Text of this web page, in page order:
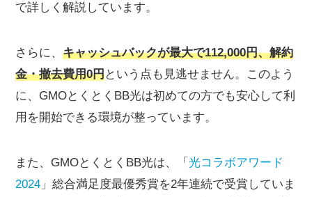
で詳しく解説しています。
さらに、 キャッシュバックが最大で112,000円、解約
金・撤去費用0円という点も見逃せません。このよう
に、GMOとくとくBB光は初めての方でも安心して利
用を開始できる環境が整っています。
また、GMOとくとくBB光は、「 光コラボアワード
2024 」総合満足度最優秀賞を2年連続で受賞していま